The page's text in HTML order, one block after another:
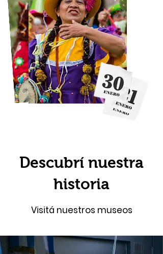
Descubrí nuestra
historia
Visitá nuestros museos